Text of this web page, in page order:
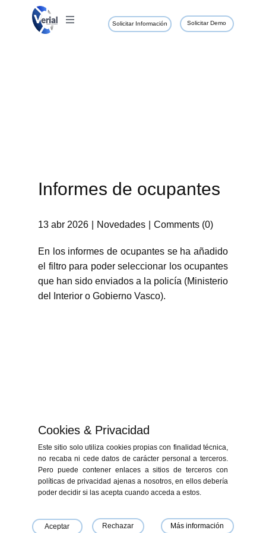
Solicitar Demo
Solicitar Información
Informes de ocupantes
13 abr 2026 Novedades Comments (0)
En los informes de ocupantes se ha añadido
el filtro para poder seleccionar los ocupantes
que han sido enviados a la policía (Ministerio
del Interior o Gobierno Vasco).
«Financiado por la Unión Europea - NextGenerationEU. Sin embargo, los
puntos de vista y las opiniones expresadas son únicamente los del autor
ser consideradas responsables de las mismas»
Cookies & Privacidad
Este sitio solo utiliza cookies propias con finalidad técnica,
no recaba ni cede datos de carácter personal a terceros.
Pero puede contener enlaces a sitios de terceros con
políticas de privacidad ajenas a nosotros, en ellos debería
poder decidir si las acepta cuando acceda a estos.
Aceptar Rechazar Más información